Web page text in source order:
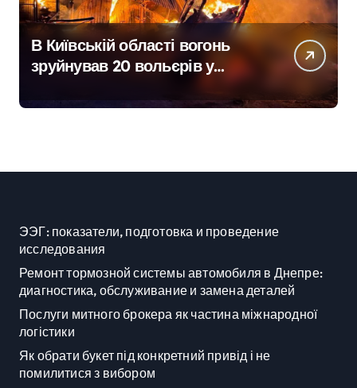
В Київській області вогонь
зруйнував 20 вольєрів у
ЭЭГ: показатели, подготовка и проведение
исследования
Ремонт тормозной системы автомобиля в Днепре:
диагностика, обслуживание и замена деталей
Послуги митного брокера як частина міжнародної
логістики
Як обрати букет під конкретний привід і не
помилитися з вибором